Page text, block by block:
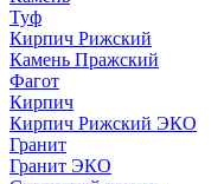
Туф
Кирпич Рижский
Камень Пражский
Фагот
Кирпич
Кирпич Рижский ЭКО
Гранит
Гранит ЭКО